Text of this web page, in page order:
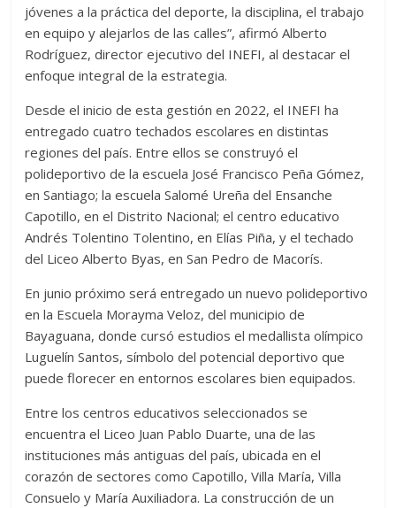
jóvenes a la práctica del deporte, la disciplina, el trabajo
en equipo y alejarlos de las calles”, afirmó Alberto
Rodríguez, director ejecutivo del INEFI, al destacar el
enfoque integral de la estrategia.
Desde el inicio de esta gestión en 2022, el INEFI ha
entregado cuatro techados escolares en distintas
regiones del país. Entre ellos se construyó el
polideportivo de la escuela José Francisco Peña Gómez,
en Santiago; la escuela Salomé Ureña del Ensanche
Capotillo, en el Distrito Nacional; el centro educativo
Andrés Tolentino Tolentino, en Elías Piña, y el techado
del Liceo Alberto Byas, en San Pedro de Macorís.
En junio próximo será entregado un nuevo polideportivo
en la Escuela Morayma Veloz, del municipio de
Bayaguana, donde cursó estudios el medallista olímpico
Luguelín Santos, símbolo del potencial deportivo que
puede florecer en entornos escolares bien equipados.
Entre los centros educativos seleccionados se
encuentra el Liceo Juan Pablo Duarte, una de las
instituciones más antiguas del país, ubicada en el
corazón de sectores como Capotillo, Villa María, Villa
Consuelo y María Auxiliadora. La construcción de un